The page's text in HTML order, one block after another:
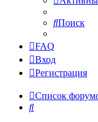
Поиск
FAQ
Вход
Регистрация
Список
Поиск